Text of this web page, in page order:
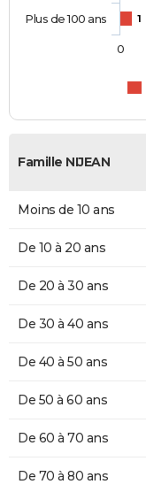
1
Plus de 100 ans
0
Famille NIJEAN
Moins de 10 ans
De 10 à 20 ans
De 20 à 30 ans
De 30 à 40 ans
De 40 à 50 ans
De 50 à 60 ans
De 60 à 70 ans
De 70 à 80 ans